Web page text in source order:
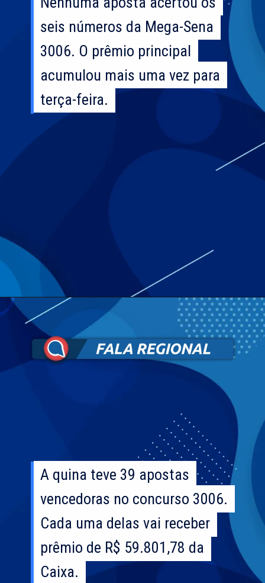
seis números da Mega-Sena
3006. O prêmio principal
acumulou mais uma vez para
terça-feira.
seis números da Mega-Sena
3006. O prêmio principal
acumulou mais uma vez para
terça-feira.
A quina teve 39 apostas
vencedoras no concurso 3006.
Cada uma delas vai receber
prêmio de R$ 59.801,78 da
Caixa.
A quina teve 39 apostas
vencedoras no concurso 3006.
Cada uma delas vai receber
prêmio de R$ 59.801,78 da
Caixa.